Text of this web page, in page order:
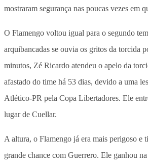
mostraram segurança nas poucas vezes em
O Flamengo voltou igual para o segundo
arquibancadas se ouvia os gritos da torcida
minutos, Zé Ricardo atendeu o apelo da
afastado do time há 53 dias, devido a uma
Atlético-PR pela Copa Libertadores. Ele
lugar de Cuellar.
A altura, o Flamengo já era mais perigoso e
grande chance com Guerrero. Ele ganhou